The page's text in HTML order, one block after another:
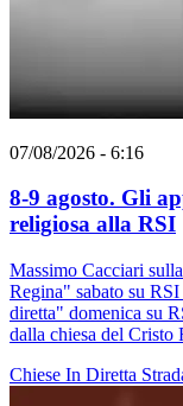
07/08/2026 - 6:16
8-9 agosto. Gli
religiosa alla RSI
Massimo Cacciari
Regina" sabato su
diretta" domenica su
dalla chiesa del Cristo
Chiese In Diretta